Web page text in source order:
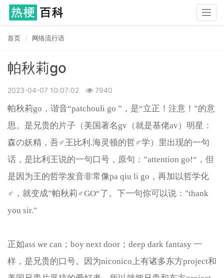
首页 网络流行语
帕秋莉go
2023-04-07 10:07:02 7940
帕秋莉go，谐音“patchouli go ”，是“立正！注意！”的意
思。是兄贵的片子（美国著名gv（就是基佬av）明星：
森の妖精，吾♂王比利.海灵顿的哲♂学）里出现的一句
话，是比利王说的一句口号，原句：”attention go!“，但
是因为王的哲学发音非常像pa qiu li go，再加以哲学化
♂，就变成”帕秋莉♂GO“了。下一句你可以说："thank
you sir."
正如ass we can；boy next door；deep dark fantasy 一
样，是兄贵的口号。因为niconico上有诸多东方project和